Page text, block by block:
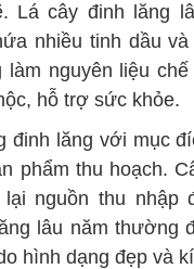
Lá cây đinh lăng
nhiều tinh dầu
làm nguyên liệu
hỗ trợ sức khỏe.
lăng với mục
phẩm thu hoạch.
nguồn thu nhập
lâu năm thường
hình dạng đẹp và